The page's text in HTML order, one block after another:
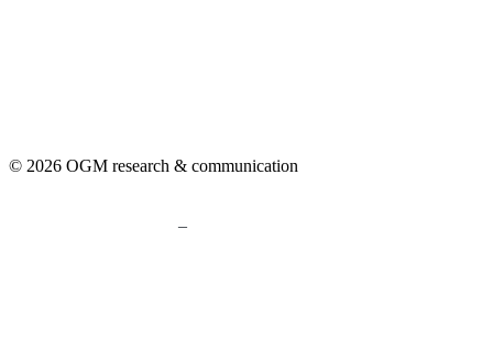
© 2026 OGM research & communication
–